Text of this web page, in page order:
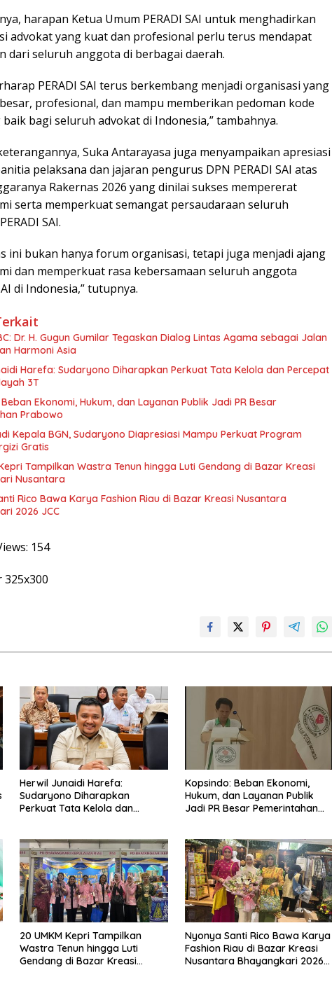
harapan Ketua Umum PERADI SAI untuk menghadirkan
advokat yang kuat dan profesional perlu terus mendapat
dari seluruh anggota di berbagai daerah.
PERADI SAI terus berkembang menjadi organisasi yang
profesional, dan mampu memberikan pedoman kode
bagi seluruh advokat di Indonesia,” tambahnya.
Suka Antarayasa juga menyampaikan apresiasi
pelaksana dan jajaran pengurus DPN PERADI SAI atas
Rakernas 2026 yang dinilai sukses mempererat
serta memperkuat semangat persaudaraan seluruh
SAI.
ini bukan hanya forum organisasi, tetapi juga menjadi ajang
dan memperkuat rasa kebersamaan seluruh anggota
di Indonesia,” tutupnya.
Dr. H. Gugun Gumilar Tegaskan Dialog Lintas Agama sebagai Jalan
Harmoni Asia
Harefa: Sudaryono Diharapkan Perkuat Tata Kelola dan Percepat
3T
Ekonomi, Hukum, dan Layanan Publik Jadi PR Besar
Prabowo
Kepala BGN, Sudaryono Diapresiasi Mampu Perkuat Program
Gratis
Tampilkan Wastra Tenun hingga Luti Gendang di Bazar Kreasi
Nusantara
Rico Bawa Karya Fashion Riau di Bazar Kreasi Nusantara
2026 JCC
154
Herwil Junaidi Harefa:
Sudaryono Diharapkan
Perkuat Tata Kelola dan
Kopsindo: Beban Ekonomi,
Hukum, dan Layanan Publik
Jadi PR Besar Pemerintahan
20 UMKM Kepri Tampilkan
Wastra Tenun hingga Luti
Gendang di Bazar Kreasi
Nyonya Santi Rico Bawa Karya
Fashion Riau di Bazar Kreasi
Nusantara Bhayangkari 2026